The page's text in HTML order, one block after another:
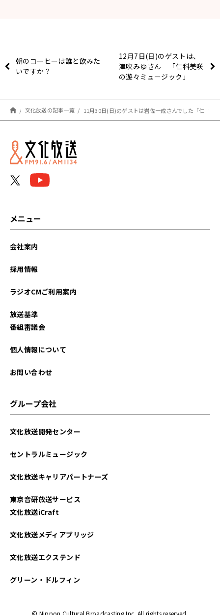
朝のコーヒーは誰と飲みた
いですか？
12月7日(日)のゲストは、
津吹みゆさん 「仁科美咲
の遊々ミュージック」
文化放送の記事一覧 11月30日(日)のゲストは岩佐一成さんでした「仁科美咲の遊々ミュージック」
メニュー
会社案内
採用情報
ラジオCMご利用案内
放送基準
番組審議会
個人情報について
お問い合わせ
グループ会社
文化放送開発センター
セントラルミュージック
文化放送キャリアパートナーズ
東京音研放送サービス
文化放送iCraft
文化放送メディアブリッジ
文化放送エクステンド
グリーン・ドルフィン
© Nippon Cultural Broadcasting Inc. All rights reserved.